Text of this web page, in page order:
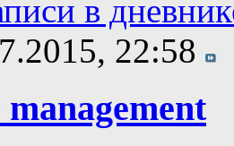
в
22:58